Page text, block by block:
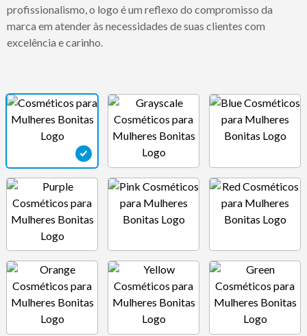
profissionalismo, o logo é um reflexo do compromisso da
marca em atender às necessidades de suas clientes com
excelência e carinho.